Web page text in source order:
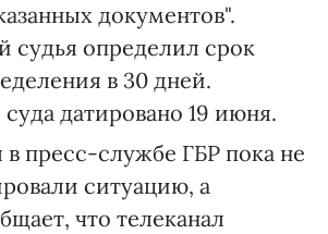
документов".
судья определил срок
в 30 дней.
датировано 19 июня.
пресс-службе ГБР пока не
ситуацию, а
что телеканал